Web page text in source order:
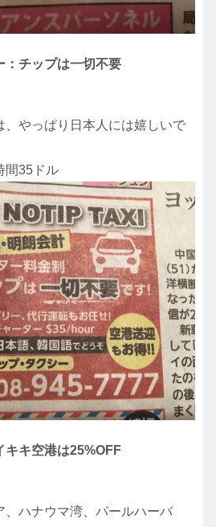
：チップは一切不要
、やっぱり日本人には嬉しいで
間35ドル
キキ空港は25%OFF
、ハナウマ湾、パールハーバ